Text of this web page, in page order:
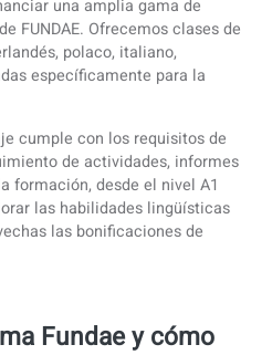
crédito de formación y los
puedo
una amplia gama de
de FUNDAE. Ofrecemos